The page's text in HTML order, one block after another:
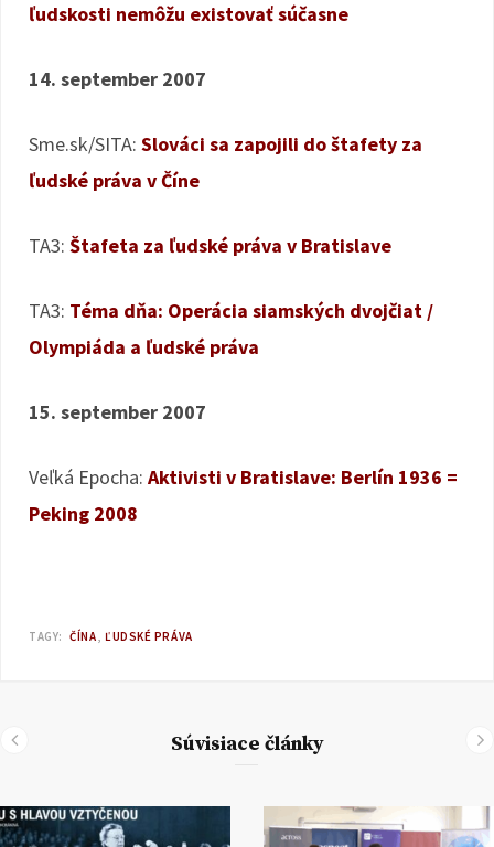
ľudskosti nemôžu existovať súčasne
14. september 2007
Sme.sk/SITA: Slováci sa zapojili do štafety za
ľudské práva v Číne
TA3: Štafeta za ľudské práva v Bratislave
TA3: Téma dňa: Operácia siamských dvojčiat /
Olympiáda a ľudské práva
15. september 2007
Veľká Epocha: Aktivisti v Bratislave: Berlín 1936 =
Peking 2008
TAGY: ČÍNA ĽUDSKÉ PRÁVA
Súvisiace články